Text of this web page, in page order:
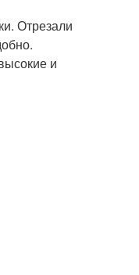
Отрезали
и